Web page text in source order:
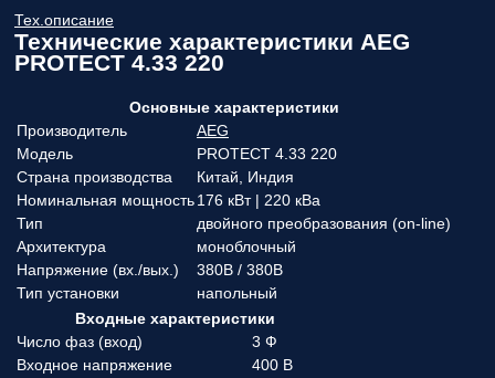
Тех.описание
Технические характеристики AEG
PROTECT 4.33 220
Основные характеристики
Производитель
AEG
Модель
PROTECT 4.33 220
Страна производства
Китай, Индия
Номинальная мощность176 кВт | 220 кВа
Тип
двойного преобразования (on-line)
Архитектура
моноблочный
Напряжение (вx./вых.)
380В / 380В
Тип установки
напольный
Входные характеристики
Число фаз (вход)
3 Ф
Входное напряжение
400 В